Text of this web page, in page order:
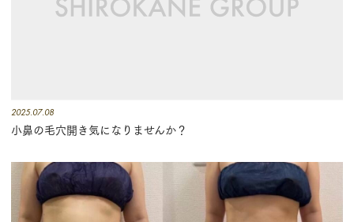
2025.07.08
小鼻の毛穴開き気になりませんか？